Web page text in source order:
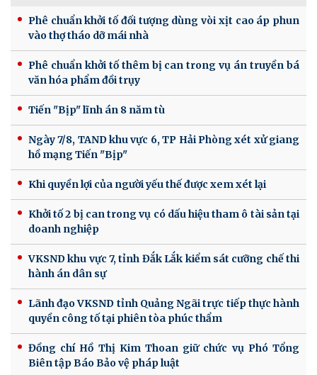
Phê chuẩn khởi tố đối tượng dùng vòi xịt cao áp phun
vào thợ tháo dỡ mái nhà
Phê chuẩn khởi tố thêm bị can trong vụ án truyền bá
văn hóa phẩm đồi trụy
Tiến "Bịp" lĩnh án 8 năm tù
Ngày 7/8, TAND khu vực 6, TP Hải Phòng xét xử giang
hồ mạng Tiến "Bịp"
Khi quyền lợi của người yếu thế được xem xét lại
Khởi tố 2 bị can trong vụ có dấu hiệu tham ô tài sản tại
doanh nghiệp
VKSND khu vực 7, tỉnh Đắk Lắk kiểm sát cưỡng chế thi
hành án dân sự
Lãnh đạo VKSND tỉnh Quảng Ngãi trực tiếp thực hành
quyền công tố tại phiên tòa phúc thẩm
Đồng chí Hồ Thị Kim Thoan giữ chức vụ Phó Tổng
Biên tập Báo Bảo vệ pháp luật